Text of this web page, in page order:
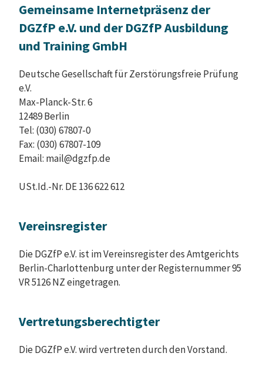
Gemeinsame Internetpräsenz der
DGZfP e.V. und der DGZfP Ausbildung
und Training GmbH
Deutsche Gesellschaft für Zerstörungsfreie Prüfung
e.V.
Max-Planck-Str. 6
12489 Berlin
Tel: (030) 67807-0
Fax: (030) 67807-109
Email: mail@dgzfp.de
USt.Id.-Nr. DE 136 622 612
Vereinsregister
Die DGZfP e.V. ist im Vereinsregister des Amtgerichts
Berlin-Charlottenburg unter der Registernummer 95
VR 5126 NZ eingetragen.
Vertretungsberechtigter
Die DGZfP e.V. wird vertreten durch den Vorstand.